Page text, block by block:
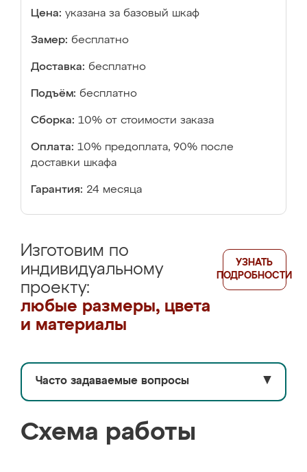
Цена: указана за базовый шкаф
Замер: бесплатно
Доставка: бесплатно
Подъём: бесплатно
Сборка: 10% от стоимости заказа
Оплата: 10% предоплата, 90% после
доставки шкафа
Гарантия: 24 месяца
Изготовим по
индивидуальному
проекту:
любые размеры, цвета
и материалы
УЗНАТЬ
ПОДРОБНОСТИ
Часто задаваемые вопросы ▼
Схема работы